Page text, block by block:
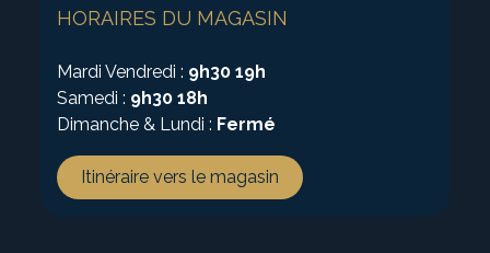
HORAIRES DU MAGASIN
Mardi Vendredi : 9h30 19h
Samedi : 9h30 18h
Dimanche & Lundi : Fermé
Itinéraire vers le magasin